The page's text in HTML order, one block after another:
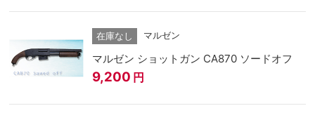
在庫なし マルゼン
マルゼン ショットガン CA870 ソードオフ
9,200 円